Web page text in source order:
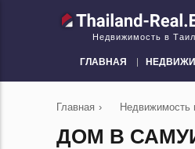
Недвижимость в
ГЛАВНАЯ
Главная › Недвижимость
ДОМ В